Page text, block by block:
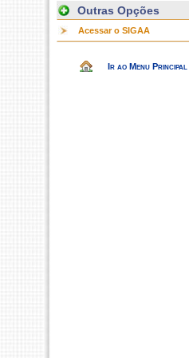
Outras Opções
Acessar o SIGAA
Ir ao Menu Principal